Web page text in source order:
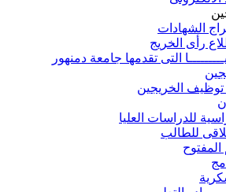
الشهادات
رأى الخريج
التى تقدمها جامعة دمنهور
توظيف الخريجين
للدراسات العليا
للطالب
المفتوح